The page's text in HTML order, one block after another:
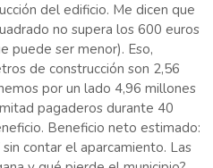
del edificio. Me dicen que
no supera los 600 euros
puede ser menor). Eso,
de construcción son 2,56
por un lado 4,96 millones
pagaderos durante 40
Beneficio neto estimado:
contar el aparcamiento. Las